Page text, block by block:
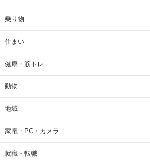
乗り物
住まい
健康・筋トレ
動物
地域
家電・PC・カメラ
就職・転職